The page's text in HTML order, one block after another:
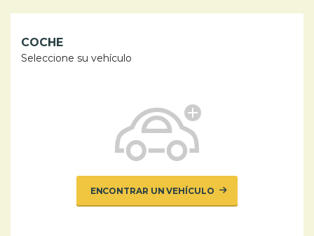
COCHE
Seleccione su vehículo
ENCONTRAR UN VEHÍCULO